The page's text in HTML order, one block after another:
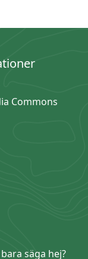
Commons
säga hej?